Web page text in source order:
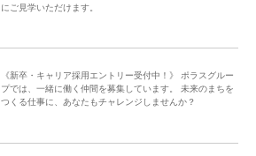
にご見学いただけます。
《新卒・キャリア採用エントリー受付中！》 ポラスグルー
プでは、一緒に働く仲間を募集しています。 未来のまちを
つくる仕事に、あなたもチャレンジしませんか？